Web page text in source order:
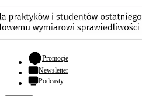
Promocje- otwiera się w nowej karcie
Newsletter
Podcasty